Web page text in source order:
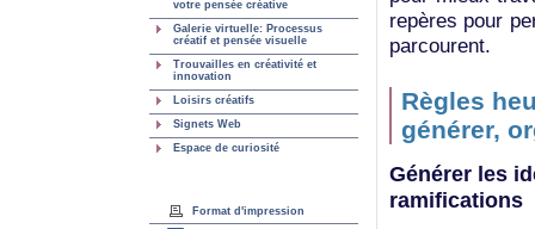
votre pensée créative
Galerie virtuelle: Processus
créatif et pensée visuelle
Trouvailles en créativité et
innovation
Loisirs créatifs
Signets Web
Espace de curiosité
Format d'impression
repères pour
parcourent.
Règles
générer,
Générer les
ramifications